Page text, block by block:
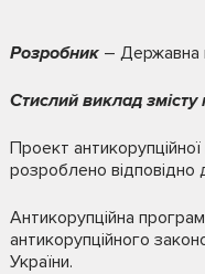
Розробник– Державна
Стислий виклад змісту
Проект
розроблено відповідно
Антикорупційна
антикорупційного
України.